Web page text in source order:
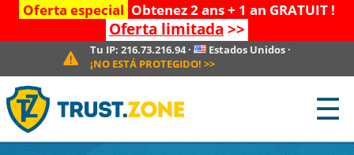
Oferta especial Obtenez 2 ans + 1 an GRATUIT !
Oferta limitada >>
Tu IP:216.73.216.94· Estados Unidos·
¡NO ESTÁ PROTEGIDO! >>
☰